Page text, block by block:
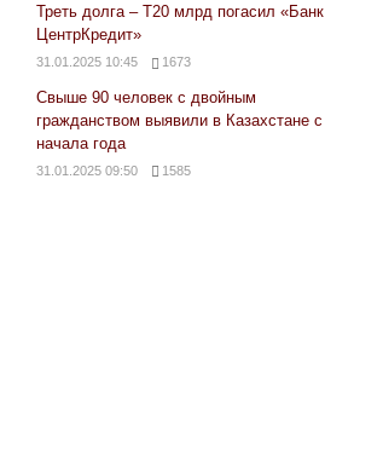
Треть долга – Т20 млрд погасил «Банк
ЦентрКредит»
31.01.2025 10:45 1673
Свыше 90 человек с двойным
гражданством выявили в Казахстане с
начала года
31.01.2025 09:50 1585